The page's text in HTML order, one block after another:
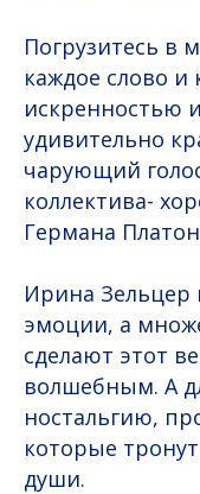
Погрузитесь в
каждое слово
искренностью
удивительно
чарующий
коллектива-
Германа
Ирина
эмоции, а
сделают этот
волшебным. А
ностальгию,
которые
души.